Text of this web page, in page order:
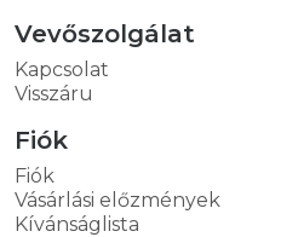
Vevőszolgálat
Kapcsolat
Visszáru
Fiók
Fiók
Vásárlási előzmények
Kívánságlista